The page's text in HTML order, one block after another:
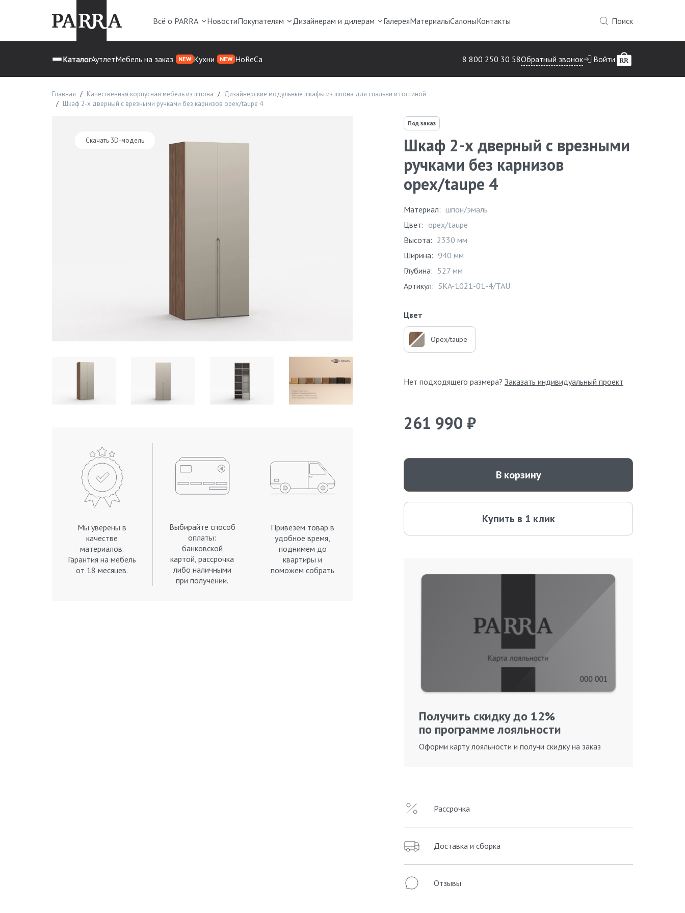
Всё о PARRA НовостиПокупателям Дизайнерам и дилерам ГалереяМатериалыСалоныКонтакты Поиск
КаталогАутлетМебель на заказ NEW Кухни NEW HoReCa 8 800 250 30 58Обратный звонок Войти
Главная Качественная корпусная мебель из шпона
Дизайнерские модульные шкафы из шпона для спальни и гостиной
Шкаф 2-х дверный с врезными ручками без карнизов орех/taupe 4
Скачать 3D-модель
Мы уверены в
качестве
материалов.
Гарантия на мебель
от 18 месяцев.
Выбирайте способ
оплаты:
банковской
картой, рассрочка
либо наличными
при получении.
Привезем товар в
удобное время,
поднимем до
квартиры и
поможем собрать
Под заказ
Шкаф 2-х дверный с врезными
ручками без карнизов
орех/taupe 4
Материал: шпон/эмаль
Цвет: орех/taupe
Высота: 2330 мм
Ширина: 940 мм
Глубина: 527 мм
Артикул: SKA-1021-01-4/TAU
Цвет
Орех/taupe
Нет подходящего размера? Заказать индивидуальный проект
261 990 ₽
В корзину
Купить в 1 клик
Получить скидку до 12%
по программе лояльности
Оформи карту лояльности и получи скидку на заказ
Рассрочка
Доставка и сборка
Отзывы